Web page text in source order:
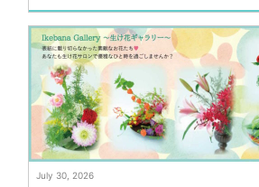
July 30, 2026